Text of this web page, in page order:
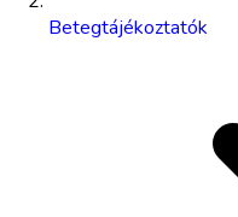
Betegtájékoztatók